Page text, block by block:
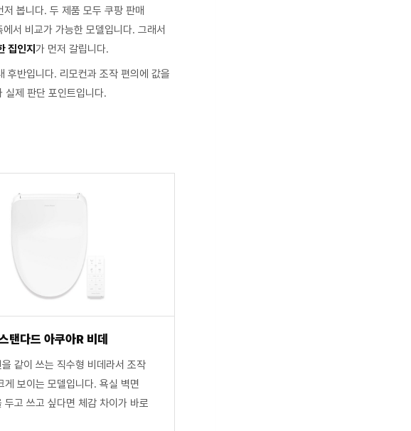
저 봅니다. 두 제품 모두 쿠팡 판매
서 비교가 가능한 모델입니다. 그래서
집인지 가 먼저 갈립니다.
후반입니다. 리모컨과 조작 편의에 값을
실제 판단 포인트입니다.
탠다드 아쿠아R 비데
같이 쓰는 직수형 비데라서 조작
게 보이는 모델입니다. 욕실 벽면
두고 쓰고 싶다면 체감 차이가 바로